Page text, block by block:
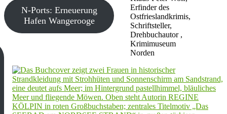
Erfinder des
Ostfrieslandkrimis,
Schriftsteller,
Drehbuchautor ,
Krimimuseum
Norden
N-Ports: Erneuerung
Hafen Wangerooge